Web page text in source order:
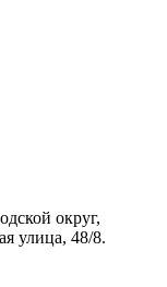
округ,
улица, 48/8.